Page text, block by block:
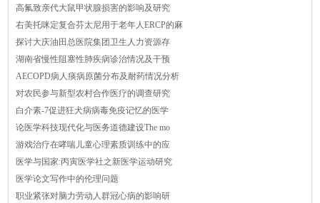
高氟致亲代大鼠甲状腺损害的影响及研究
右美托咪定复合芬太尼用于老年人ERCP的麻
探讨大庆油田总医院集团卫生人力资源存
湖南省慢性阻塞性肺疾病诊治情况及干预
AECOPD病人痰病原菌分布及耐药情况分析
对农民参与新型农村合作医疗的调查研究
白介素-7促进狂犬病病毒免疫记忆的医学
论医学科技现代化与医务道德建设The mo
游戏治疗在哮喘儿童心理素质训练中的应
医学与国家:丙寅医学社之新医学运动研究
医学论文写作中的伦理问题
职业紧张对脑力劳动人群冠心病的影响研